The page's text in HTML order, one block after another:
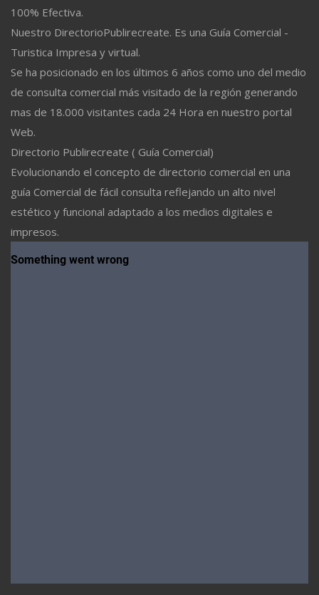
100% Efectiva.
Nuestro DirectorioPublirecreate. Es una Guía Comercial -
Turistica Impresa y virtual.
Se ha posicionado en los últimos 6 años como uno del medio
de consulta comercial más visitado de la región generando
mas de 18.000 visitantes cada 24 Hora en nuestro portal
Web.
Directorio Publirecreate ( Guía Comercial)
Evolucionando el concepto de directorio comercial en una
guía Comercial de fácil consulta reflejando un alto nivel
estético y funcional adaptado a los medios digitales e
impresos.